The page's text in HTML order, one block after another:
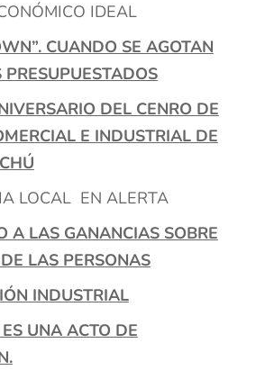
IDEAL
CUANDO SE AGOTAN
PRESUPUESTADOS
DEL CENRO DE
E INDUSTRIAL DE
LOCAL EN ALERTA
A LAS GANANCIAS SOBRE
LAS PERSONAS
INDUSTRIAL
UNA ACTO DE